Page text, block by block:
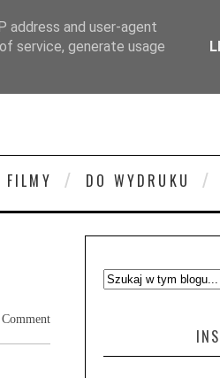
FILMY DO WYDRUKU
address and user-agent
service, generate usage